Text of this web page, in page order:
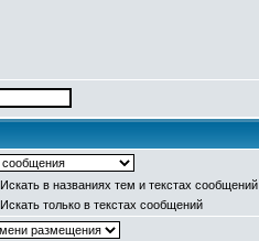
Искать в названиях тем и текстах сообщений
Искать только в текстах сообщений